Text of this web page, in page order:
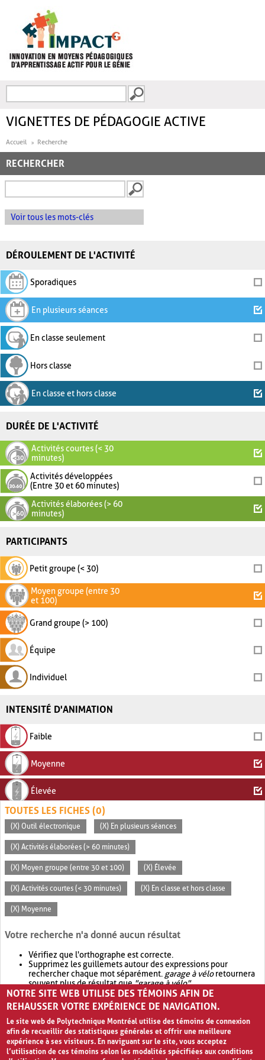
FORMULAIRE DE
VIGNETTES DE PÉDAGOGIE ACTIVE
Accueil Recherche
RECHERCHER
Voir tous les mots-clés
DÉROULEMENT DE L'ACTIVITÉ
Sporadiques
En plusieurs séances
En classe seulement
Hors classe
En classe et hors classe
DURÉE DE L'ACTIVITÉ
Activités courtes (< 30
minutes)
Activités développées
(Entre 30 et 60 minutes)
Activités élaborées (> 60
minutes)
PARTICIPANTS
Petit groupe (< 30)
Moyen groupe (entre 30
et 100)
Grand groupe (> 100)
Équipe
Individuel
INTENSITÉ D'ANIMATION
Faible
Moyenne
Élevée
TOUTES LES FICHES (0)
(X) Outil électronique (X) En plusieurs séances
(X) Activités élaborées (> 60 minutes)
(X) Moyen groupe (entre 30 et 100) (X) Élevée
(X) Activités courtes (< 30 minutes) (X) En classe et hors classe
(X) Moyenne
Votre recherche n'a donné aucun résultat
Vérifiez que l'orthographe est correcte.
Supprimez les guillemets autour des expressions pour
rechercher chaque mot séparément. garage à véloretournera
souvent plus de résultat que"garage à vélo".
Envisagez d'élargir votre recherche avec OR.garage OR vélo
retournera souvent plus de résultat quegarage à vélo
NOTRE SITE WEB UTILISE DES TÉMOINS AFIN DE
REHAUSSER VOTRE EXPÉRIENCE DE NAVIGATION.
Le site web de Polytechnique Montréal utilise des témoins de connexion
afin de recueillir des statistiques générales et offrir une meilleure
expérience à ses visiteurs. En naviguant sur le site, vous acceptez
l’utilisation de ces témoins selon les modalités spécifiées aux conditions